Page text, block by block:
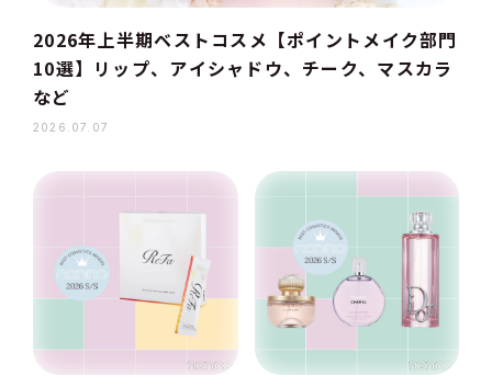
2026年上半期ベストコスメ【ポイントメイク部門
10選】リップ、アイシャドウ、チーク、マスカラ
など
2026.07.07